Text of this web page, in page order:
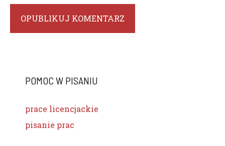
POMOC W PISANIU
prace licencjackie
pisanie prac